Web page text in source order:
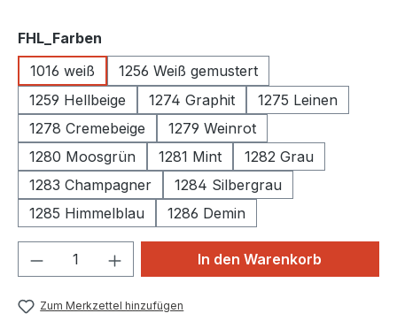
FHL_Farben
1016 weiß
1256 Weiß gemustert
1259 Hellbeige
1274 Graphit
1275 Leinen
1278 Cremebeige
1279 Weinrot
1280 Moosgrün
1281 Mint
1282 Grau
1283 Champagner
1284 Silbergrau
1285 Himmelblau
1286 Demin
Produkt Anzahl: Gib denIn den Warenkorb
Zum Merkzettel hinzufügen